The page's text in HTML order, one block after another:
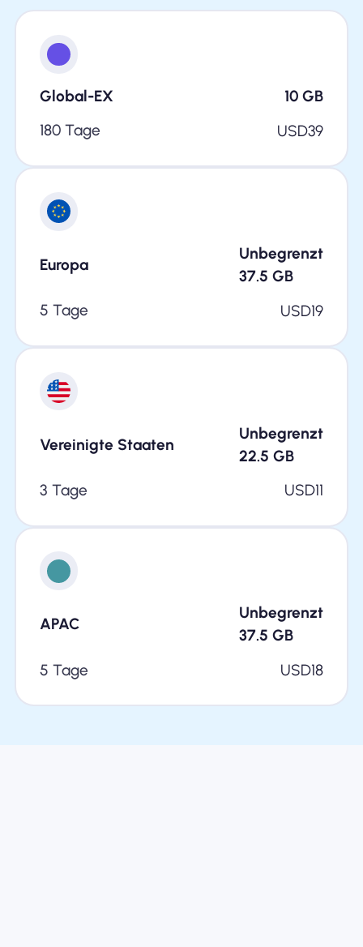
Global-EX 10 GB
180 Tage
USD39
Europa
Unbegrenzt
37.5 GB
5 Tage
USD19
Vereinigte Staaten
Unbegrenzt
22.5 GB
3 Tage
USD11
APAC
Unbegrenzt
37.5 GB
5 Tage
USD18